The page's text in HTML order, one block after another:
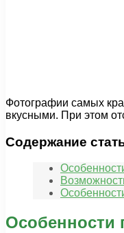
Фотографии самых
вкусными. При этом
Содержание
Особенности